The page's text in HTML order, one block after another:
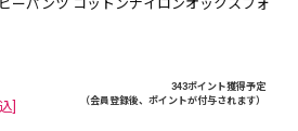
]
343ポイント獲得予定
（会員登録後、ポイントが付与されます）